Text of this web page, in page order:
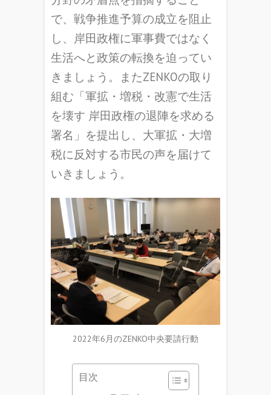
で、戦争推進予算の成立を阻止
し、岸田政権に軍事費ではなく
生活へと政策の転換を迫ってい
きましょう。またZENKOの取り
組む「軍拡・増税・改憲で生活
を壊す 岸田政権の退陣を求める
署名」を提出し、大軍拡・大増
税に反対する市民の声を届けて
いきましょう。
2022年6月のZENKO中央要請行動
目次